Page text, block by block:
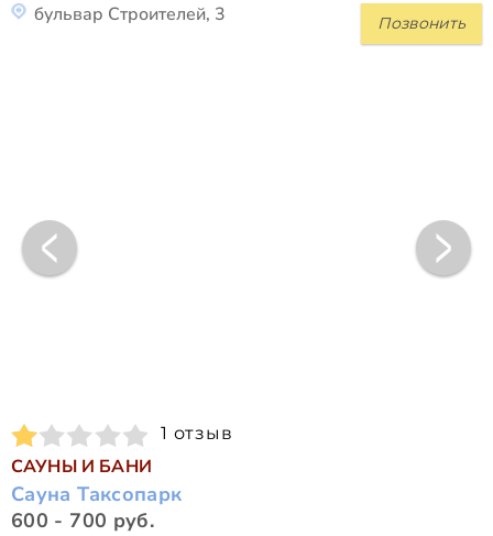
Позвонить
бульвар Строителей, 3
1 отзыв
САУНЫ И БАНИ
Сауна Таксопарк
600 - 700 руб.